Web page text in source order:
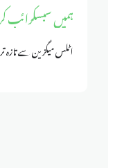
ہمیں سبسکرائب
اٹلس میگزین سے